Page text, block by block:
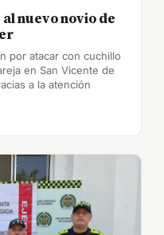
nuevo novio de
por atacar con cuchillo
en San Vicente de
a la atención